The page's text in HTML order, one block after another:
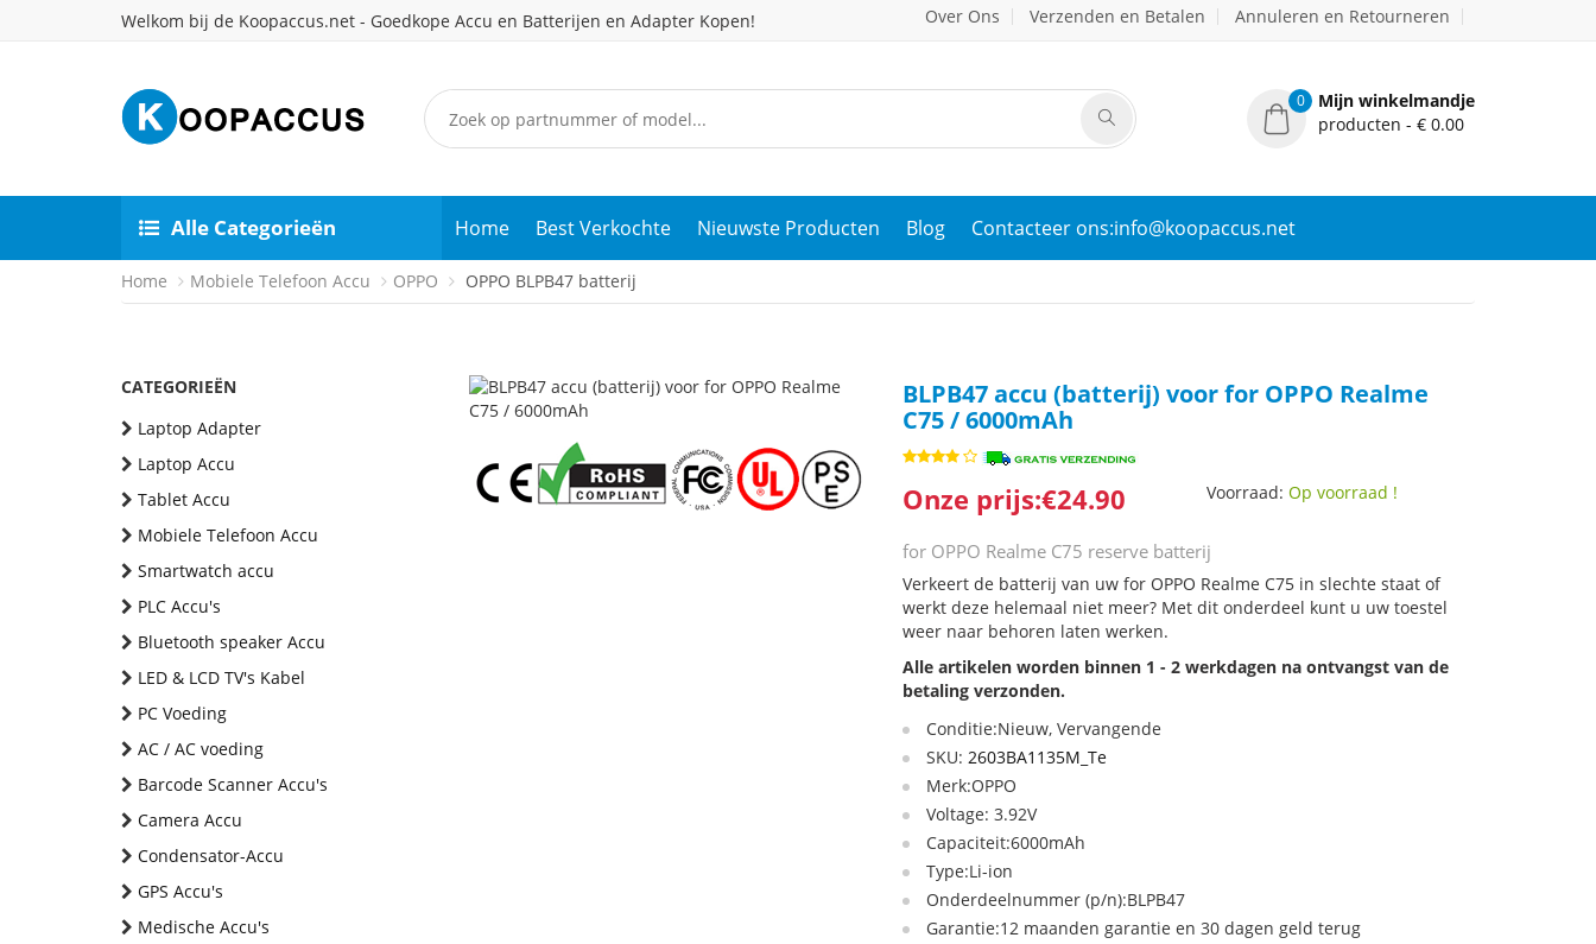
Welkom bij de Koopaccus.net - Goedkope Accu en Batterijen en Adapter Kopen! Over Ons Verzenden en Betalen Annuleren en Retourneren
0
Mijn winkelmandje
producten - € 0.00
Alle Categorieën Home Best Verkochte Nieuwste Producten Blog Contacteer ons:info@koopaccus.net
Home Mobiele Telefoon Accu OPPO OPPO BLPB47 batterij
CATEGORIEËN
Laptop Adapter
Laptop Accu
Tablet Accu
Mobiele Telefoon Accu
Smartwatch accu
PLC Accu's
Bluetooth speaker Accu
LED & LCD TV's Kabel
PC Voeding
AC / AC voeding
Barcode Scanner Accu's
Camera Accu
Condensator-Accu
GPS Accu's
Medische Accu's
BLPB47 accu (batterij) voor for OPPO Realme
C75 / 6000mAh
Onze prijs:€24.90 Voorraad:Op voorraad !
for OPPO Realme C75 reserve batterij
Verkeert de batterij van uw for OPPO Realme C75 in slechte staat of
werkt deze helemaal niet meer? Met dit onderdeel kunt u uw toestel
weer naar behoren laten werken.
Alle artikelen worden binnen 1 - 2 werkdagen na ontvangst van de
betaling verzonden.
Conditie:Nieuw, Vervangende
SKU:2603BA1135M_Te
Merk:OPPO
Voltage: 3.92V
Capaciteit:6000mAh
Type:Li-ion
Onderdeelnummer (p/n):BLPB47
Garantie:12 maanden garantie en 30 dagen geld terug